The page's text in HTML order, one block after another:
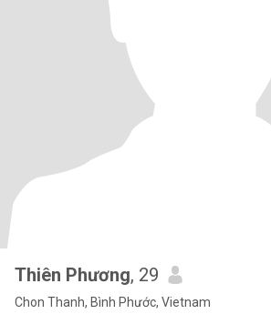
Thiên Phương, 29
Chon Thanh, Bình Phước, Vietnam